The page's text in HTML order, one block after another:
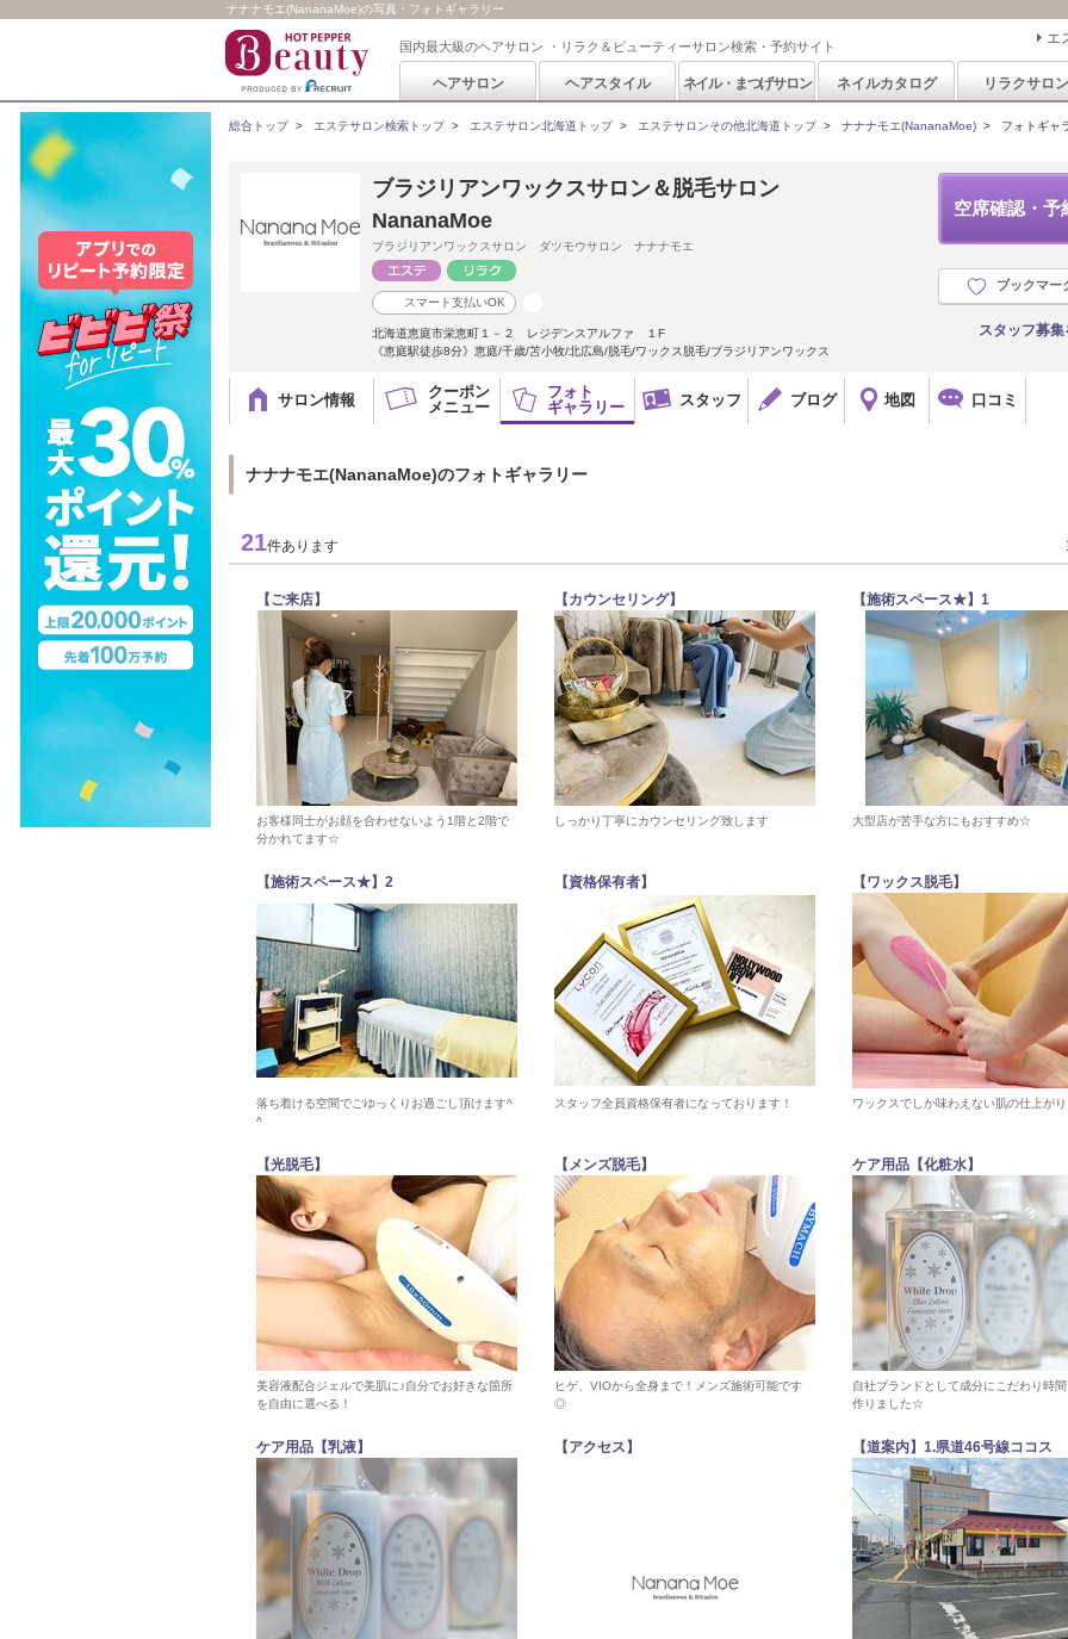
ナナナモエ(NananaMoe)の写真・フォトギャラリー
国内最大級のヘアサロン ・リラク＆ビューティーサロン検索・予約サイト エ
ヘアサロン ヘアスタイル ネイル・まつげサロン ネイルカタログ リラクサロン
総合トップ> エステサロン検索トップ> エステサロン北海道トップ> エステサロンその他北海道トップ> ナナナモエ(NananaMoe) > フォトギャ
空席確認・予
ブックマー
スタッフ募
ブラジリアンワックスサロン＆脱毛サロン
NananaMoe
ブラジリアンワックスサロン ダツモウサロン ナナナモエ
スマート支払いOK
北海道恵庭市栄恵町１－２ レジデンスアルファ １F
《恵庭駅徒歩8分》恵庭/千歳/苫小牧/北広島/脱毛/ワックス脱毛/ブラジリアンワックス
サロン情報
クーポン
メニュー
フォト
ギャラリー
スタッフ ブログ 地図 口コミ
ナナナモエ(NananaMoe)のフォトギャラリー
21件あります
【ご来店】
お客様同士がお顔を合わせないよう1階と2階で
分かれてます☆
【カウンセリング】
しっかり丁寧にカウンセリング致します
【施術スペース★】1
大型店が苦手な方にもおすすめ☆
【施術スペース★】2
落ち着ける空間でごゆっくりお過ごし頂けます^
^
【資格保有者】
スタッフ全員資格保有者になっております！
【ワックス脱毛】
ワックスでしか味わえない肌の仕上がり
【光脱毛】
美容液配合ジェルで美肌に♪自分でお好きな箇所
を自由に選べる！
【メンズ脱毛】
ヒゲ、VIOから全身まで！メンズ施術可能です
◎
ケア用品【化粧水】
自社ブランドとして成分にこだわり時
作りました☆
ケア用品【乳液】 【アクセス】 【道案内】1.県道46号線ココス